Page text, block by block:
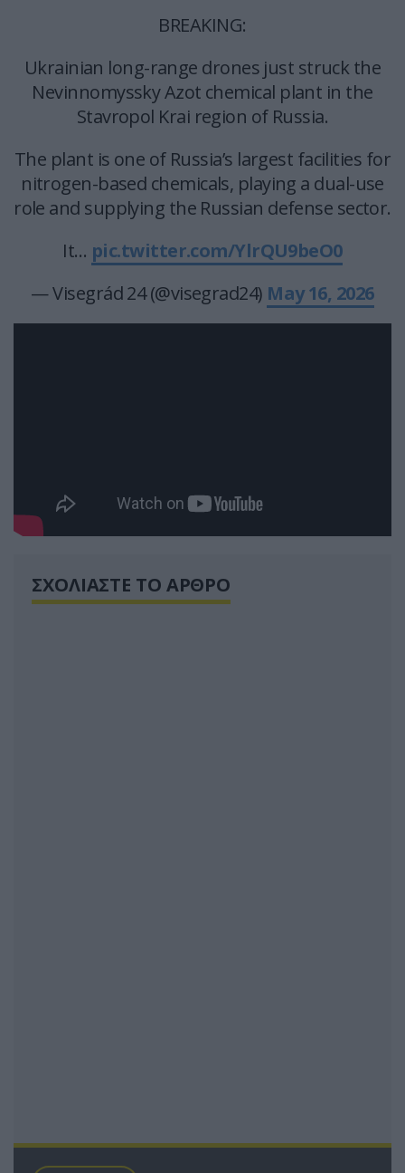
BREAKING:
Ukrainian long-range drones just struck the
Nevinnomyssky Azot chemical plant in the
Stavropol Krai region of Russia.
The plant is one of Russia’s largest facilities for
nitrogen-based chemicals, playing a dual-use
role and supplying the Russian defense sector.
It… pic.twitter.com/YlrQU9beO0
— Visegrád 24 (@visegrad24) May 16, 2026
ΣΧΟΛΙΑΣΤΕ ΤΟ ΑΡΘΡΟ